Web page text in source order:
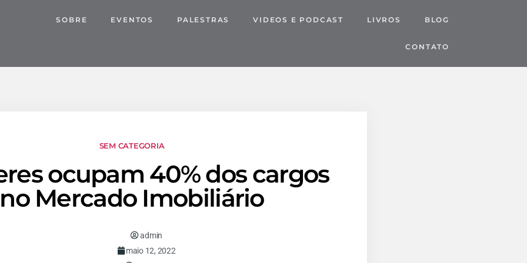
SOBRE EVENTOS PALESTRAS VIDEOS E PODCAST LIVROS BLOG
CONTATO
SEM CATEGORIA
ocupam 40% dos cargos
no Mercado Imobiliário
admin
maio 12, 2022